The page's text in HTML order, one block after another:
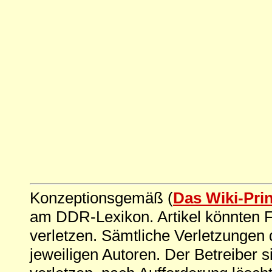
Konzeptionsgemäß (Das Wiki-
am DDR-Lexikon. Artikel könnten
verletzen. Sämtliche
jeweiligen Autoren. Der Betreiber